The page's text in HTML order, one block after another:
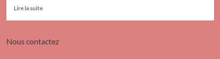
Lire la suiteEn
Guterres
Nous contactez